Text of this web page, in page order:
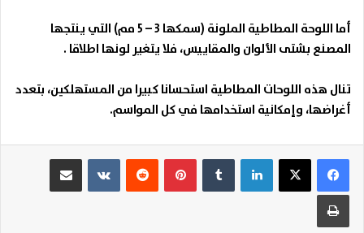
أما اللوحة المطاطية الملونة (سمكها 3 – 5 مم) التي ينتجها
المصنع بشتى الألوان والمقاييس، فلا يتغير لونها اطلاقا .
تنال هذه اللوحات المطاطية استحسانا كبيرا من المستهلكين، بتعدد
أغراضها، وإمكانية استخدامها في كل المواسم.
لينكدإن بينتيريست مشاركة عبر البريد
طباعة